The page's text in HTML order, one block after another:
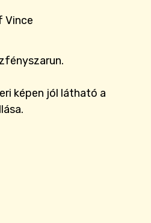
Vince
képen jól látható a